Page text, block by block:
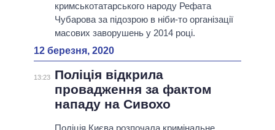
кримськотатарського народу Рефата
Чубарова за підозрою в ніби-то організації
масових заворушень у 2014 році.
12 березня, 2020
13:23
Поліція відкрила
провадження за фактом
нападу на Сивохо